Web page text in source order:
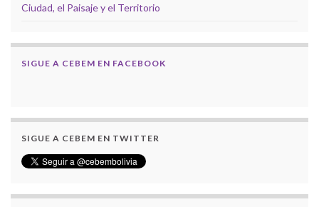
Ciudad, el Paisaje y el Territorio
SIGUE A CEBEM EN FACEBOOK
SIGUE A CEBEM EN TWITTER